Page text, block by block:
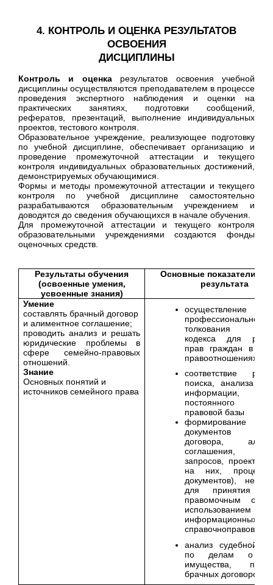
4. КОНТРОЛЬ И ОЦЕНКА РЕЗУЛЬТАТОВ
ОСВОЕНИЯ
ДИСЦИПЛИНЫ
Контроль и оценкарезультатов освоения учебной
дисциплины осуществляются преподавателем в процессе
проведения экспертного наблюдения и оценки на
практических занятиях, подготовки сообщений,
рефератов, презентаций, выполнение индивидуальных
проектов, тестового контроля.
Образовательное учреждение, реализующее подготовку
по учебной дисциплине, обеспечивает организацию и
проведение промежуточной аттестации и текущего
контроля индивидуальных образовательных достижений,
демонстрируемых обучающимися.
Формы и методы промежуточной аттестации и текущего
контроля по учебной дисциплине самостоятельно
разрабатываются образовательным учреждением и
доводятся до сведения обучающихся в начале обучения.
Для промежуточной аттестации и текущего контроля
образовательными учреждениями создаются фонды
оценочных средств.
Результаты обучения
(освоенные умения,
усвоенные знания)
Основные показатели
результата
Умение
составлять брачный договор
и алиментное соглашение;
проводить анализ и решать
юридические проблемы в
сфере семейно-правовых
отношений.
Знание
Основных понятий и
источников семейного права
осуществление
профессионального
толкования
кодекса для
прав граждан в
правоотношениях
соответствие
поиска, анализа и
информации,
постоянного
правовой базы
формирование
документов
договора,
соглашения,
запросов, проектов
на них,
документов),
для принятия
правомочным
использованием
информационных
справочноправовых
анализ судебной
по делам о
имущества,
брачных договоров